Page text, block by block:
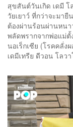
สุขสันต์วันเกิด เดมี
วัยเยาว์ ที่กว่าจะมา
ต้องผ่านร้อนผ่านหน
พลัดพรากจากพ่อแม่ตั้
นอเร็กเซีย (โรคคลั่ง
เดมีเทรีย ดีวอน โลวา